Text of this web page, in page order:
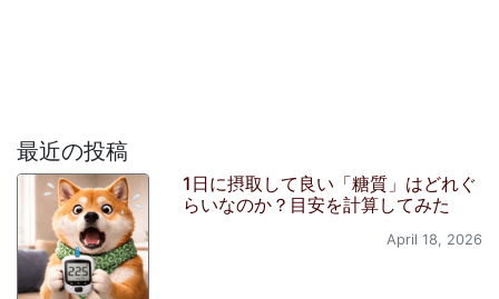
最近の投稿
1日に摂取して良い「糖質」はどれぐ
らいなのか？目安を計算してみた
April 18, 2026